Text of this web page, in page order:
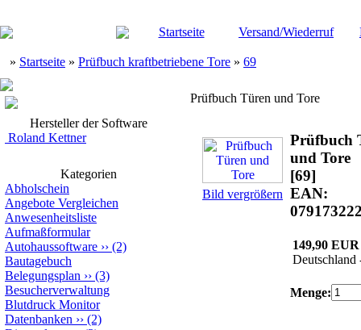
Startseite Versand/Wiederruf
» Startseite » Prüfbuch kraftbetriebene Tore » 69
Hersteller der Software
Roland Kettner
Kategorien
Abholschein
Angebote Vergleichen
Anwesenheitsliste
Aufmaßformular
Autohaussoftware ›› (2)
Bautagebuch
Belegungsplan ›› (3)
Besucherverwaltung
Blutdruck Monitor
Datenbanken ›› (2)
Prüfbuch Türen und Tore
Bild vergrößern
Prüfbuch
und Tore
[69]
EAN:
149,90 EUR
Deutschland
Menge: